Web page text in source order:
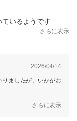
いるようです
さらに表示
2026/04/14
ましたが、いかがお
とうございます。
さらに表示